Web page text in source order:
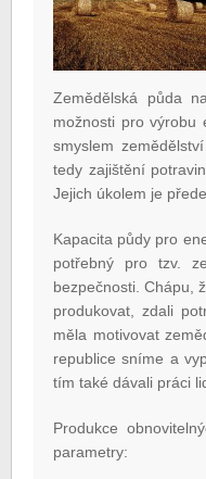
Zemědělská půda
možnosti pro výrobu
smyslem
tedy zajištění
Jejich úkolem je
Kapacita půdy pro
potřebný pro tzv.
bezpečnosti. Chápu,
produkovat, zdali
měla motivovat
republice sníme a
tím také dávali práci
Produkce
parametry: